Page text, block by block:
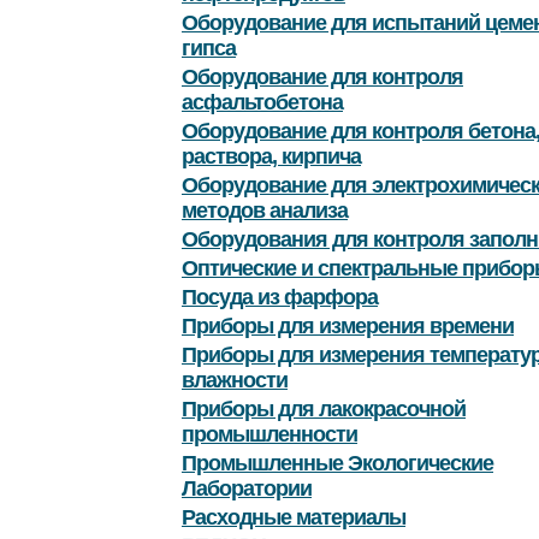
Оборудование для испытаний
гипса
Оборудование для контроля
асфальтобетона
Оборудование для контроля бетона,
раствора, кирпича
Оборудование для
методов анализа
Оборудования для контроля
Оптические и спектральные
Посуда из фарфора
Приборы для измерения времени
Приборы для измерения
влажности
Приборы для лакокрасочной
промышленности
Промышленные Экологические
Лаборатории
Расходные материалы